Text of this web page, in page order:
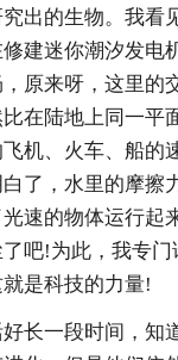
出的生物。我看
修建迷你潮汐发
原来呀，这里的
在陆地上同一平
机、火车、船的
了，水里的摩擦
速的物体运行起
吧!为此，我专
是科技的力量!
长一段时间，知